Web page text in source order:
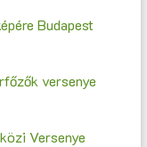
Budapest
versenye
Versenye